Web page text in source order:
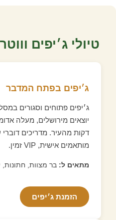
טיולי ג׳יפים
ג׳יפים בפתח המדבר
ג׳יפים פתוחים וסגורים
דקות מהעיר. מדריכים דוברי
מותאמים אישית, VIP זמין.
מתאים ל: בר מצוות,
הזמנת ג׳יפים